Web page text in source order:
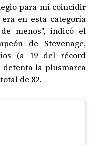
para mí coincidir
en esta categoría
menos", indicó el
de Stevenage,
(a 19 del récord
detenta la plusmarca
de 82.